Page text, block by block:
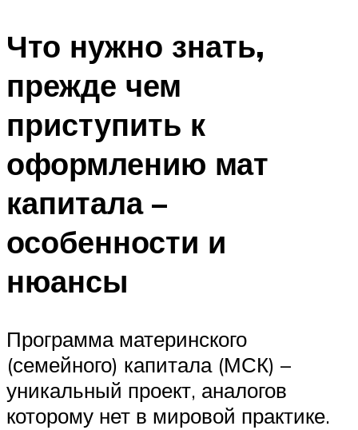
Что нужно знать,
прежде чем
приступить к
оформлению мат
капитала –
особенности и
нюансы
Программа материнского
(семейного) капитала (МСК) –
уникальный проект, аналогов
которому нет в мировой практике.